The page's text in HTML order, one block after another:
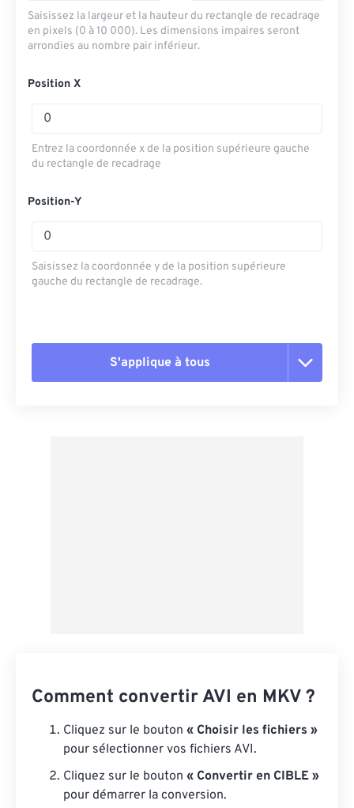
Saisissez la largeur et la hauteur du rectangle de recadrage
en pixels (0 à 10 000). Les dimensions impaires seront
arrondies au nombre pair inférieur.
Position X
Entrez la coordonnée x de la position supérieure gauche
du rectangle de recadrage
Position-Y
Saisissez la coordonnée y de la position supérieure
gauche du rectangle de recadrage.
S'applique à tous
Comment convertir AVI en MKV ?
Cliquez sur le bouton « Choisir les fichiers »
pour sélectionner vos fichiers AVI.
Cliquez sur le bouton « Convertir en CIBLE »
pour démarrer la conversion.